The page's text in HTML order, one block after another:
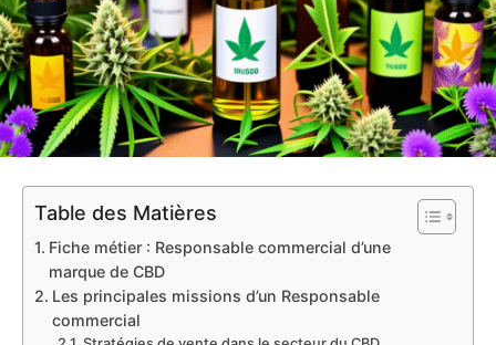
Table des Matières
Fiche métier : Responsable commercial d’une
marque de CBD
Les principales missions d’un Responsable
commercial